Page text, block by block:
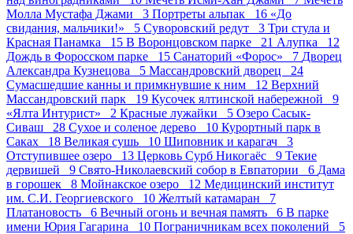
Молла Мустафа Джами 3 Портреты альпак 16 «До
свидания, мальчики!» 5 Суворовский редут 3 Три стула и
Красная Панамка 15 В Воронцовском парке 21 Алупка 12
Дождь в Форосском парке 15 Санаторий «Форос» 7 Дворец
Александра Кузнецова 5 Массандровский дворец 24
Сумасшедшие канны и примкнувшие к ним 12 Верхний
Массандровский парк 19 Кусочек ялтинской набережной 9
«Ялта Интурист» 2 Красные лужайки 5 Озеро Сасык-
Сиваш 28 Сухое и соленое дерево 10 Курортный парк в
Саках 18 Великая сушь 10 Шиповник и карагач 3
Отступившее озеро 13 Церковь Сурб Никогаёс 9 Текие
дервишей 9 Свято-Николаевский собор в Евпатории 6 Дама
в горошек 8 Мойнакское озеро 12 Медицинский институт
им. С.И. Георгиевского 10 Желтый катамаран 7
Платановость 6 Вечный огонь и вечная память 6 В парке
имени Юрия Гагарина 10 Пограничникам всех поколений 5